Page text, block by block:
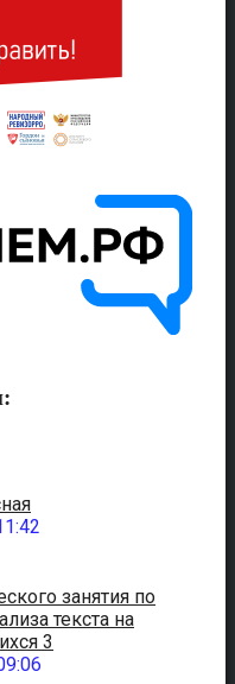
занятия по
текста на
3